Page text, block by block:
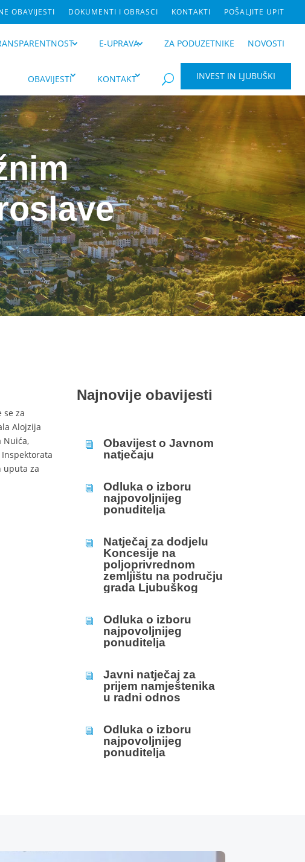
OBAVIJESTI DOKUMENTI I OBRASCI KONTAKTI POŠALJITE UPIT
E-UPRAVA ZA PODUZETNIKE NOVOSTI
OBAVIJESTI KONTAKT U INVEST IN LJUBUŠKI
se za
Alojzija
Nuića,
uputa za
Najnovije obavijesti
i
Obavijest o Javnom
natječaju
i
Odluka o izboru
najpovoljnijeg
ponuditelja
i
Natječaj za dodjelu
Koncesije na
poljoprivrednom
zemljištu na području
grada Ljubuškog
i
Odluka o izboru
najpovoljnijeg
ponuditelja
i
Javni natječaj za
prijem namještenika
u radni odnos
i
Odluka o izboru
najpovoljnijeg
ponuditelja